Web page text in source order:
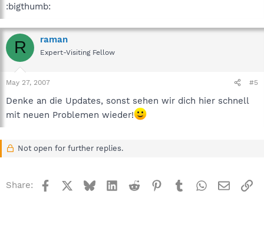
:bigthumb:
R raman
Expert-Visiting Fellow
May 27, 2007 #5
Denke an die Updates, sonst sehen wir dich hier schnell
mit neuen Problemen wieder!
Not open for further replies.
Share: Facebook BlueskyLinkedInReddit Pinterest
TumblrWhatsApp
Email